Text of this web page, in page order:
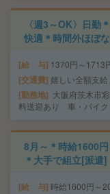
〈週3～OK〉日勤
快適＊時間外ほぼ
給 与 1370円～1713
交通費 嬉しい全額支給
勤務地
大阪府茨木市
料送迎あり 車・バイク
8月～＊時給1600
＊大手で組立[派遣]
給 与 時給1600円～